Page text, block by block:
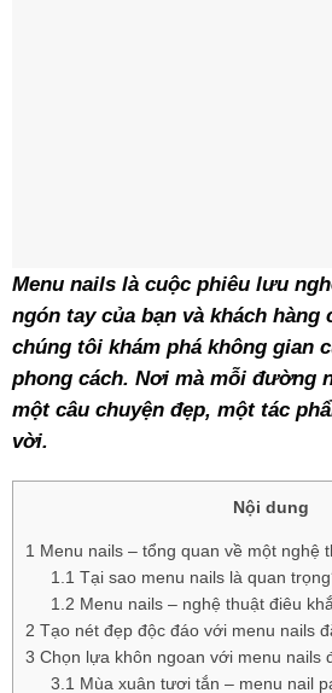
Menu nails là cuộc phiêu lưu
ngón tay của bạn và khách hàng
chúng tôi khám phá không gian
phong cách. Nơi mà mỗi đường
một câu chuyện đẹp, một tác
vời.
Nội dung
1 Menu nails – tổng quan về một nghệ
1.1 Tại sao menu nails là quan
1.2 Menu nails – nghệ thuật điêu
2 Tạo nét đẹp độc đáo với menu nails
3 Chọn lựa khôn ngoan với menu nails
3.1 Mùa xuân tươi tắn – menu nail